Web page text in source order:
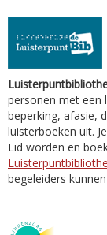
personen met een
beperking, afasie,
luisterboeken uit.
Lid worden en
begeleiders